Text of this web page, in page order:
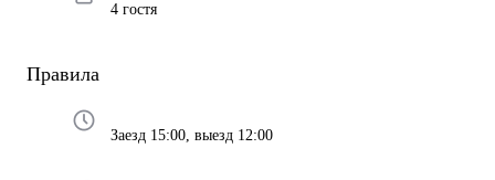
4 гостя
Правила
Заезд 15:00, выезд 12:00